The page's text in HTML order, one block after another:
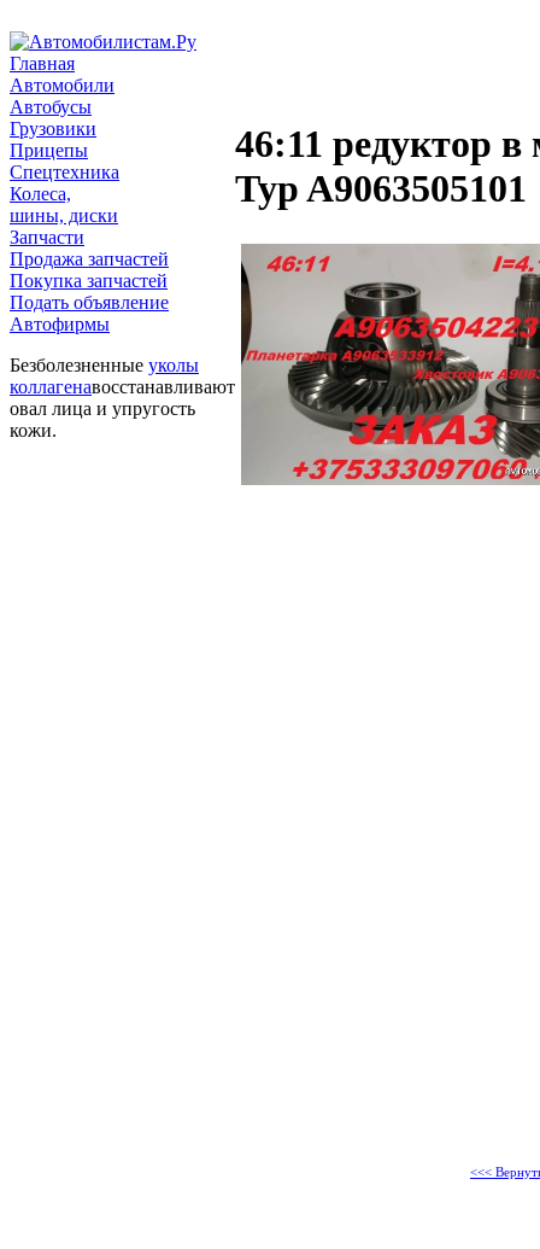
Главная
Автомобили
Автобусы
Грузовики
Прицепы
Спецтехника
Колеса,
шины, диски
Запчасти
Продажа запчастей
Покупка запчастей
Подать объявление
Автофирмы
Безболезненные уколы
коллагенавосстанавливают
овал лица и упругость
кожи.
46:11 редуктор в
Typ A9063505101
<<<